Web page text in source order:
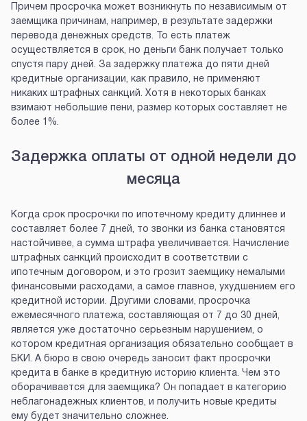
Причем просрочка может возникнуть по независимым от
заемщика причинам, например, в результате задержки
перевода денежных средств. То есть платеж
осуществляется в срок, но деньги банк получает только
спустя пару дней. За задержку платежа до пяти дней
кредитные организации, как правило, не применяют
никаких штрафных санкций. Хотя в некоторых банках
взимают небольшие пени, размер которых составляет не
более 1%.
Задержка оплаты от одной недели до
месяца
Когда срок просрочки по ипотечному кредиту длиннее и
составляет более 7 дней, то звонки из банка становятся
настойчивее, а сумма штрафа увеличивается. Начисление
штрафных санкций происходит в соответствии с
ипотечным договором, и это грозит заемщику немалыми
финансовыми расходами, а самое главное, ухудшением его
кредитной истории. Другими словами, просрочка
ежемесячного платежа, составляющая от 7 до 30 дней,
является уже достаточно серьезным нарушением, о
котором кредитная организация обязательно сообщает в
БКИ. А бюро в свою очередь заносит факт просрочки
кредита в банке в кредитную историю клиента. Чем это
оборачивается для заемщика? Он попадает в категорию
неблагонадежных клиентов, и получить новые кредиты
ему будет значительно сложнее.